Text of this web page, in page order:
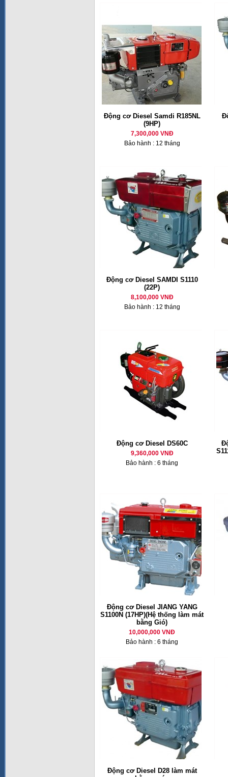
Động cơ Diesel Samdi R185NL
(9HP)
7,300,000 VNĐ
Bảo hành : 12 tháng
Động cơ Diesel SAMDI S1110
(22P)
8,100,000 VNĐ
Bảo hành : 12 tháng
Động cơ Diesel DS60C
9,360,000 VNĐ
Bảo hành : 6 tháng
Động cơ Diesel JIANG YANG
S1100N (17HP)(Hệ thống làm mát
bằng Gió)
10,000,000 VNĐ
Bảo hành : 6 tháng
Động cơ Diesel D28 làm mát